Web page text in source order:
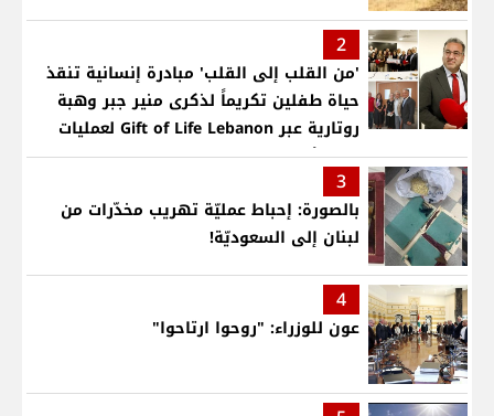
2
'من القلب إلى القلب' مبادرة إنسانية تنقذ
حياة طفلين تكريماً لذكرى منير جبر وهبة
روتارية عبر Gift of Life Lebanon لعمليات
قلب لأطفال في مستشفى حمود الجامعي
3
بالصورة: إحباط عمليّة تهريب مخدّرات من
لبنان إلى السعوديّة!
4
عون للوزراء: "روحوا ارتاحوا"